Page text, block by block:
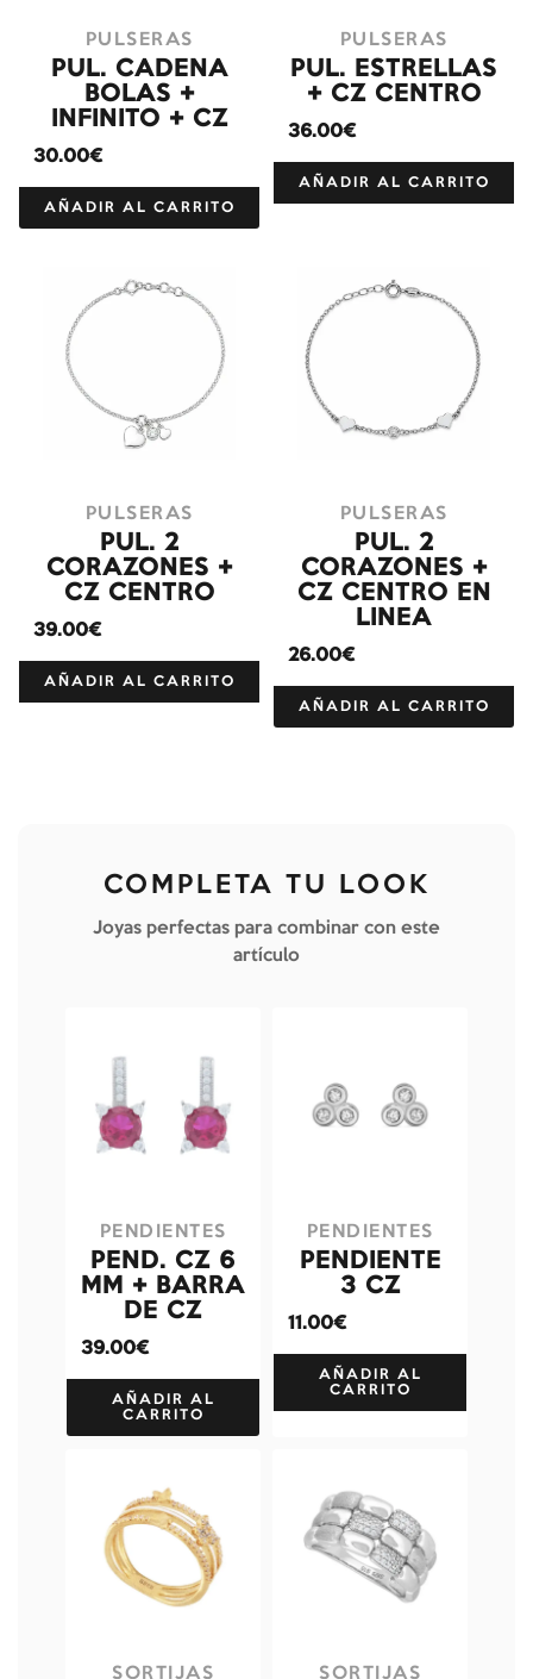
PULSERAS
PUL. CADENA
BOLAS +
INFINITO + CZ
30.00€
AÑADIR AL CARRITO
PULSERAS
PUL. ESTRELLAS
+ CZ CENTRO
36.00€
AÑADIR AL CARRITO
PULSERAS
PUL. 2
CORAZONES +
CZ CENTRO
39.00€
AÑADIR AL CARRITO
PULSERAS
PUL. 2
CORAZONES +
CZ CENTRO EN
LINEA
26.00€
AÑADIR AL CARRITO
COMPLETA TU LOOK
Joyas perfectas para combinar con este
artículo
PENDIENTES
PEND. CZ 6
MM + BARRA
DE CZ
39.00€
AÑADIR AL
CARRITO
PENDIENTES
PENDIENTE
3 CZ
11.00€
AÑADIR AL
CARRITO
SORTIJAS SORTIJAS